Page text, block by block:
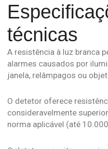
técnicas
A resistência à luz branca
alarmes causados por
janela, relâmpagos ou
O detetor oferece
consideravelmente
norma aplicável (até